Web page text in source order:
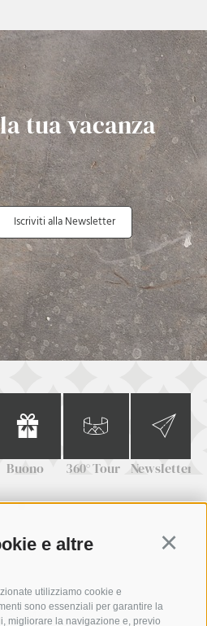
e altre
utilizziamo cookie e
sono essenziali per garantire la
migliorare la navigazione e, previo
tua vacanza
Iscriviti alla Newsletter
Buono 360° Tour Newsletter
- Merano